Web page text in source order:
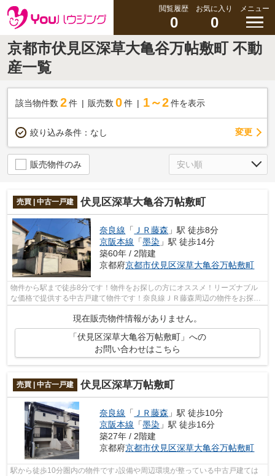
閲覧履歴
0
お気に入り
0
メニュー
京都市伏見区深草大亀谷万帖敷町 不動
産一覧
該当物件数 2件 販売数 0 件 1～2 件を表示
絞り込み条件： なし 変更
販売物件のみ
売買 | 中古一戸建 伏見区深草大亀谷万帖敷町
奈良線 「 ＪＲ藤森 」駅 徒歩8分
京阪本線 「墨染 」駅 徒歩14分
築60年 / 2階建
京都府京都市伏見区深草大亀谷万帖敷町
物件から駅まで徒歩8分です！物件をお探しの方にオススメ！リーズナブル
な価格で提供する中古戸建て物件です！奈良線ＪＲ藤森周辺の物件をお探し
現在販売物件情報がありません。
「伏見区深草大亀谷万帖敷町」への
お問い合わせはこちら
売買 | 中古一戸建 伏見区深草万帖敷町
奈良線 「 ＪＲ藤森 」駅 徒歩10分
京阪本線 「墨染 」駅 徒歩16分
築27年 / 2階建
京都府京都市伏見区深草大亀谷万帖敷町
駅から徒歩10分圏内の物件です♪設備や周辺環境が整っている中古戸建ては